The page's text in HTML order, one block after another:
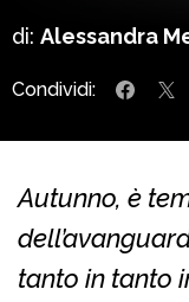
di: Alessandra
Condividi:
Autunno, è
tanto in tanto